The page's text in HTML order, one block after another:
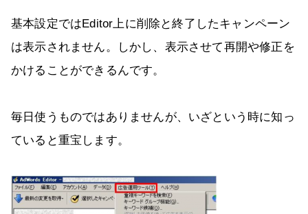
基本設定ではEditor上に削除と終了したキャンペーン
は表示されません。しかし、表示させて再開や修正を
かけることができるんです。
毎日使うものではありませんが、いざという時に知っ
ていると重宝します。